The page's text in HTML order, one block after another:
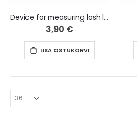
Device for measuring lash length
3,90 €
LISA OSTUKORVI